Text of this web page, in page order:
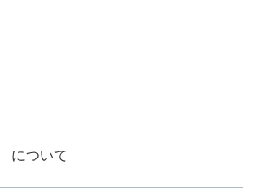
について